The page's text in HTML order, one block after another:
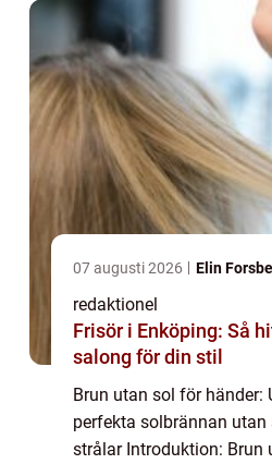
07 augusti 2026 Elin
redaktionel
Frisör i Enköping: Så
salong för din stil
Brun utan sol för händer:
perfekta solbrännan
strålar Introduktion: Brun